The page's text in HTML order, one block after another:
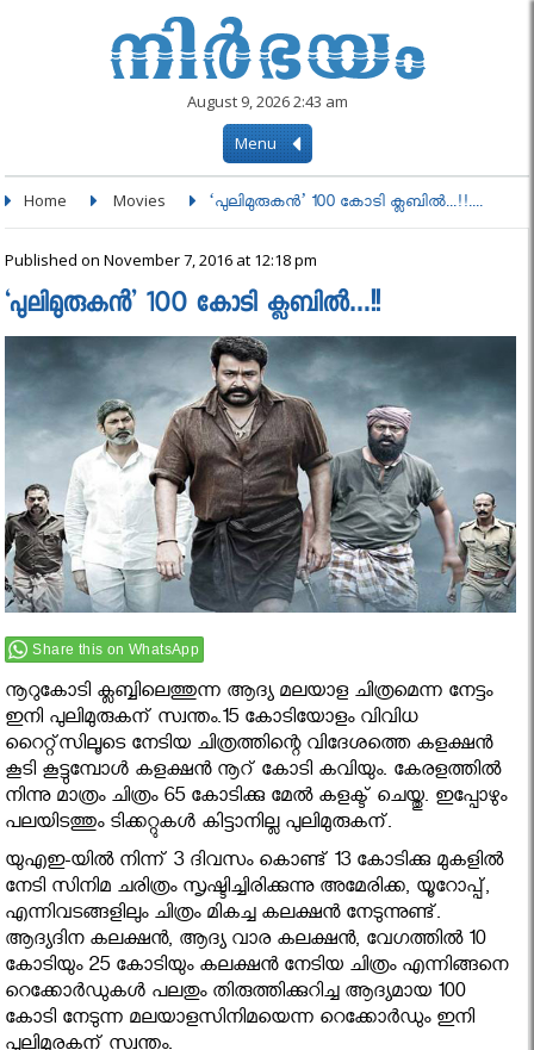
August 9, 2026 2:43 am
Menu
Home Movies ‘പുലിമുരുകന്‍’ 100 കോടി ക്ലബില്‍...!!....
Published on November 7, 2016 at 12:18 pm
‘പുലിമുരുകന്‍’ 100 കോടി ക്ലബില്‍…!!
Share this on WhatsApp
നൂറുകോടി ക്ലബ്ബിലെത്തുന്ന ആദ്യ മലയാള ചിത്രമെന്ന നേട്ടം
ഇനി പുലിമുരുകന് സ്വന്തം.15 കോടിയോളം വിവിധ
റൈറ്റ്‌സിലൂടെ നേടിയ ചിത്രത്തിന്റെ വിദേശത്തെ കളക്ഷന്‍
കൂടി കൂട്ടുമ്പോള്‍ കളക്ഷന്‍ നൂറ് കോടി കവിയും. കേരളത്തില്‍
നിന്നു മാത്രം ചിത്രം 65 കോടിക്കു മേല്‍ കളക്ട് ചെയ്തു. ഇപ്പോഴും
പലയിടത്തും ടിക്കറ്റുകള്‍ കിട്ടാനില്ല പുലിമുരുകന്.
യുഎഇ-യില്‍ നിന്ന് 3 ദിവസം കൊണ്ട് 13 കോടിക്കു മുകളില്‍
നേടി സിനിമ ചരിത്രം സൃഷ്ടിച്ചിരിക്കുന്നു അമേരിക്ക, യൂറോപ്പ്,
എന്നിവടങ്ങളിലും ചിത്രം മികച്ച കലക്ഷന്‍ നേടുന്നുണ്ട്.
ആദ്യദിന കലക്ഷന്‍, ആദ്യ വാര കലക്ഷന്‍, വേഗത്തില്‍ 10
കോടിയും 25 കോടിയും കലക്ഷന്‍ നേടിയ ചിത്രം എന്നിങ്ങനെ
റെക്കോര്‍ഡുകള്‍ പലതും തിരുത്തിക്കുറിച്ച ആദ്യമായ 100
കോടി നേടുന്ന മലയാളസിനിമയെന്ന റെക്കോര്‍ഡും ഇനി